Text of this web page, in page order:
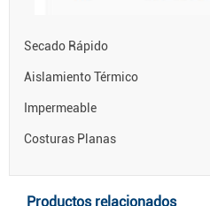
Secado
Aislamiento Térmico
Impermeable
Costuras Planas
Productos relacionados